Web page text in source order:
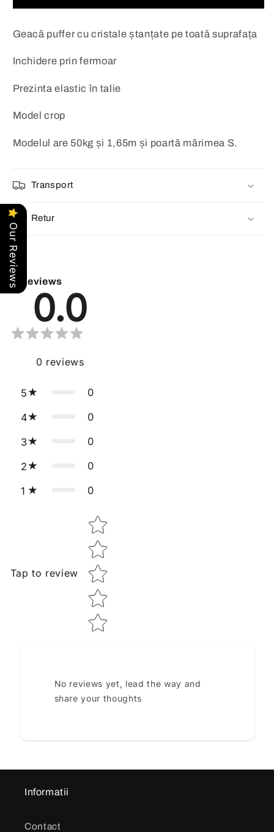
Geacă puffer cu cristale ștanțate pe toată suprafața
Inchidere prin fermoar
Prezinta elastic în talie
Model crop
Modelul are 50kg și 1,65m și poartă mărimea S.
Transport
Retur
Reviews
0.0
0 reviews
5 0
4 0
3 0
2 0
1 0
Tap to review
Star rating
No reviews yet, lead the way and
share your thoughts
Informatii
Contact
Our Reviews